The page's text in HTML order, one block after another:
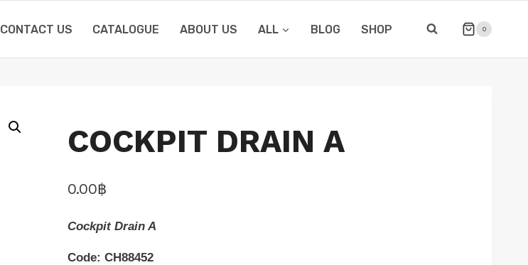
CONTACT US CATALOGUE ABOUT US ALL BLOG SHOP 0
COCKPIT DRAIN A
0.00฿
Cockpit Drain A
Code: CH88452